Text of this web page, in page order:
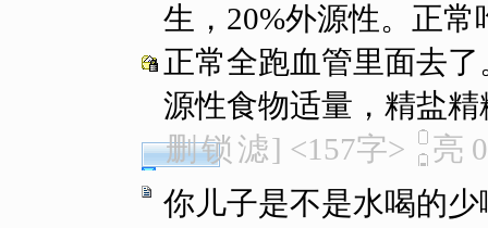
生，20%外源性。正
正常全跑血管里面去
源性食物适量，精盐
删锁 滤] <157字> 亮 0
你儿子是不是水喝的